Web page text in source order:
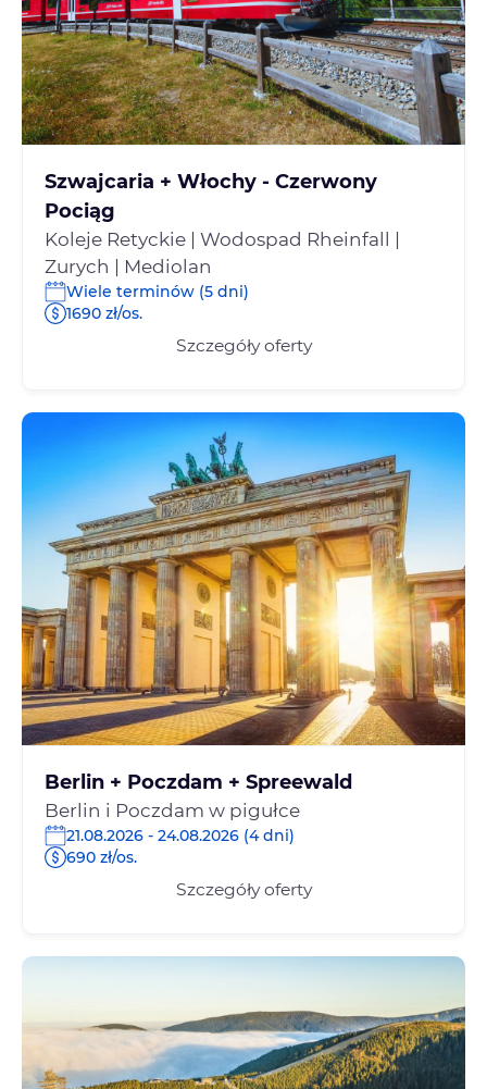
Szwajcaria + Włochy - Czerwony
Pociąg
Koleje Retyckie | Wodospad Rheinfall |
Zurych | Mediolan
Wiele terminów (5 dni)
1690 zł/os.
Szczegóły oferty
Berlin + Poczdam + Spreewald
Berlin i Poczdam w pigułce
21.08.2026 - 24.08.2026 (4 dni)
690 zł/os.
Szczegóły oferty